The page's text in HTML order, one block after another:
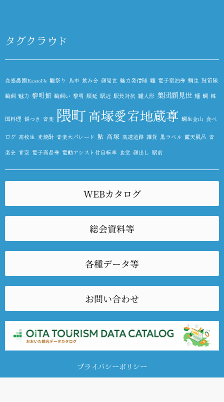
タグクラウド
食感農園KazetoNe 雛祭り 鳥市 飲み会 顔見世 魅力発信隊 雛 電子宿泊券 鯛生 鼓笛隊
鵜飼 魅力 黎明館 鵜飼い 黎明 順延 駅近 駅長対抗 雛人形 集団顔見世 麺 鯛 韓
国料理 餅つき 音楽 隈町高塚愛宕地蔵尊 鯛生金山 食べ
ログ 高校生 麦焼酎 音楽大パレード 鮎 高塚 高速道路 雑貨 黒ラベル 露天風呂 音
楽会 青空 電子商品券 電動アシスト付自転車 食堂 顔出し 駅前
WEBカタログ
総会資料等
各種データ等
お問い合わせ
プライバシーポリシー